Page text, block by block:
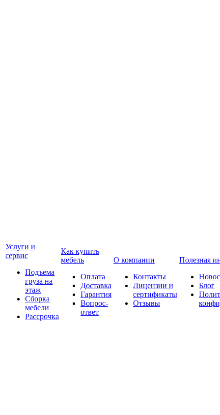
Услуги и
сервис
Подъема
груза на
этаж
Сборка
мебели
Рассрочка
Как купить
мебель
Оплата
Доставка
Гарантия
Вопрос-
ответ
О компании
Контакты
Лицензии и
сертификаты
Отзывы
Полезная
Блог